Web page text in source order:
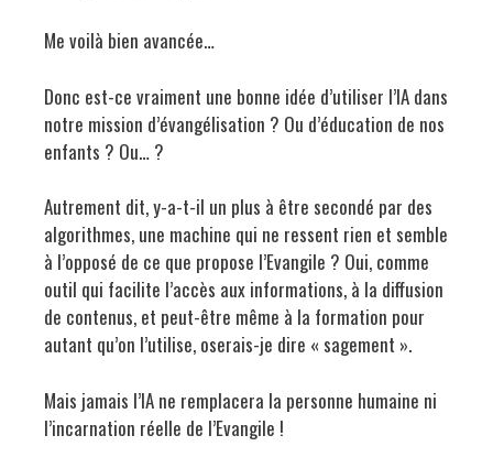
Me voilà bien avancée…
Donc est-ce vraiment une bonne idée d’utiliser l’IA dans
notre mission d’évangélisation ? Ou d’éducation de nos
enfants ? Ou… ?
Autrement dit, y-a-t-il un plus à être secondé par des
algorithmes, une machine qui ne ressent rien et semble
à l’opposé de ce que propose l’Evangile ? Oui, comme
outil qui facilite l’accès aux informations, à la diffusion
de contenus, et peut-être même à la formation pour
autant qu’on l’utilise, oserais-je dire « sagement ».
Mais jamais l’IA ne remplacera la personne humaine ni
l’incarnation réelle de l’Evangile !